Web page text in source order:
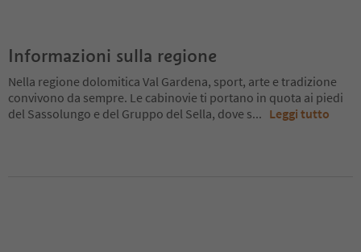
Informazioni sulla regione
Nella regione dolomitica Val Gardena, sport, arte e tradizione
convivono da sempre. Le cabinovie ti portano in quota ai piedi
del Sassolungo e del Gruppo del Sella, dove s... Leggi tutto